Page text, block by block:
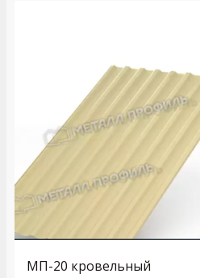
МП-20 кровельный